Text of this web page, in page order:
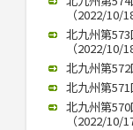
（2022/10/18
北九州第
（2022/10/18
北九州第
北九州第
北九州第
（2022/10/17